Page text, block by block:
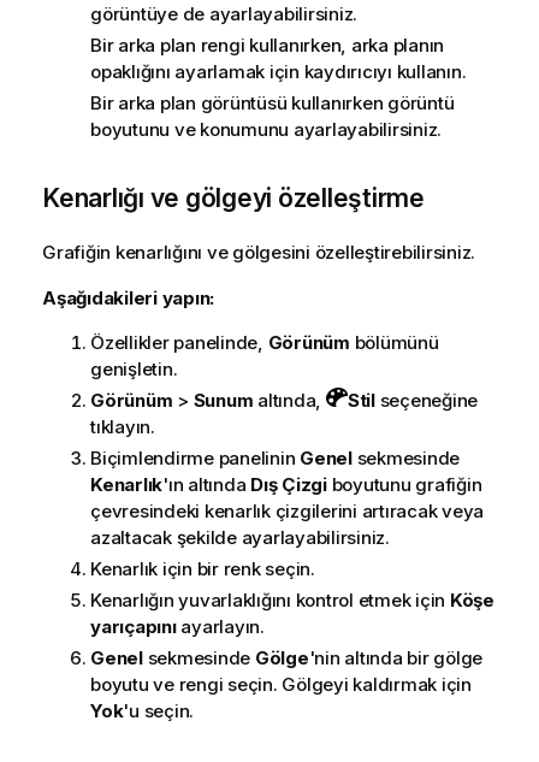
görüntüye de ayarlayabilirsiniz.
Bir arka plan rengi kullanırken, arka planın
opaklığını ayarlamak için kaydırıcıyı kullanın.
Bir arka plan görüntüsü kullanırken görüntü
boyutunu ve konumunu ayarlayabilirsiniz.
Kenarlığı ve gölgeyi özelleştirme
Grafiğin kenarlığını ve gölgesini özelleştirebilirsiniz.
Aşağıdakileri yapın:
Özellikler panelinde, Görünüm bölümünü
genişletin.
Görünüm > Sunum altında, Stilseçeneğine
tıklayın.
Biçimlendirme panelinin Genelsekmesinde
Kenarlık'ın altında Dış Çizgiboyutunu grafiğin
çevresindeki kenarlık çizgilerini artıracak veya
azaltacak şekilde ayarlayabilirsiniz.
Kenarlık için bir renk seçin.
Kenarlığın yuvarlaklığını kontrol etmek için Köşe
yarıçapınıayarlayın.
Genelsekmesinde Gölge'nin altında bir gölge
boyutu ve rengi seçin. Gölgeyi kaldırmak için
Yok'u seçin.